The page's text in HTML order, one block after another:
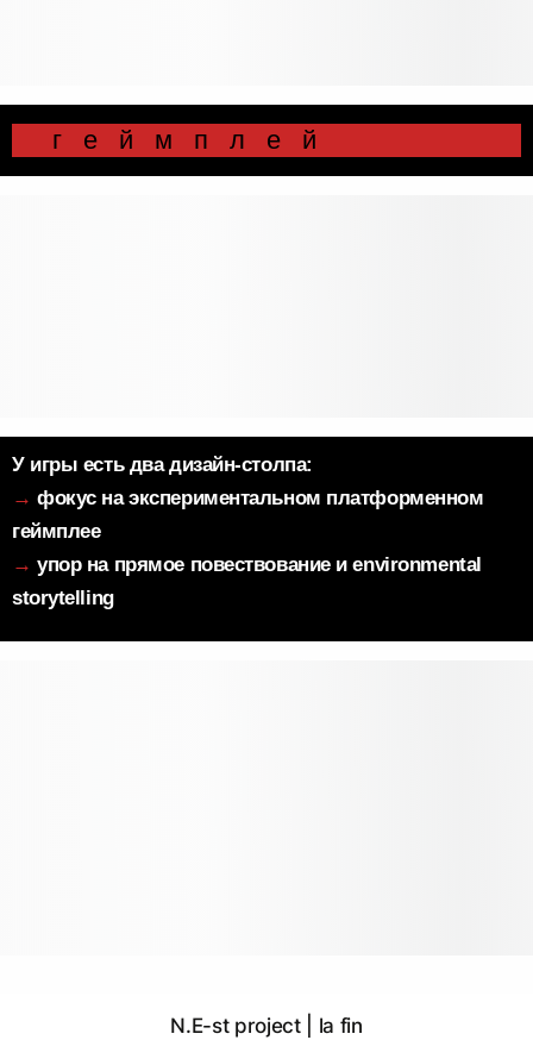
⠀геймплей
→фокус на экспериментальном платформенном
геймплее
→упор на прямое повествование и environmental
storytelling
N.E-st project | la fin